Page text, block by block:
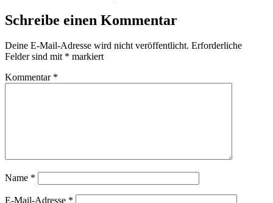
Schreibe einen Kommentar
Deine E-Mail-Adresse wird nicht veröffentlicht. Erforderliche
Felder sind mit * markiert
Kommentar *
Name *
E-Mail-Adresse *